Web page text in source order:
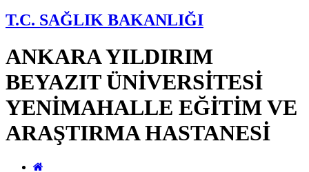
T.C. SAĞLIK BAKANLIĞI
ANKARA YILDIRIM
BEYAZIT ÜNİVERSİTESİ
YENİMAHALLE EĞİTİM VE
ARAŞTIRMA HASTANESİ